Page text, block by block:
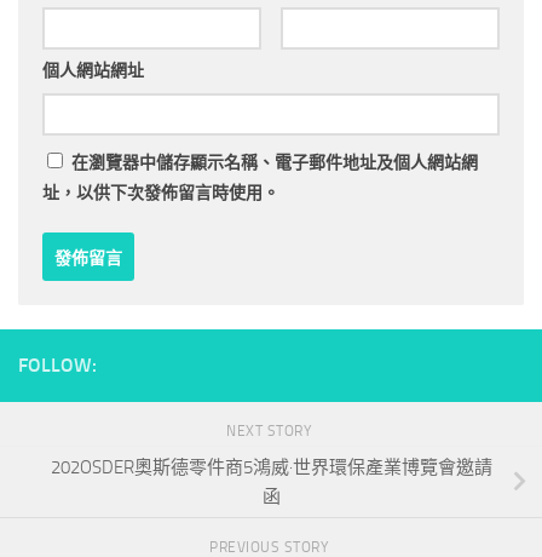
個人網站網址
在瀏覽器中儲存顯示名稱、電子郵件地址及個人網站網
址，以供下次發佈留言時使用。
FOLLOW:
NEXT STORY
202OSDER奧斯德零件商5鴻威·世界環保產業博覽會邀請
函
PREVIOUS STORY